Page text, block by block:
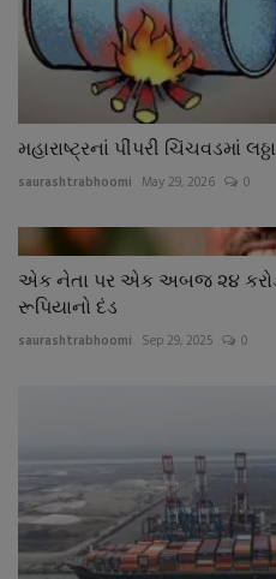
મહારાષ્ટ્રનાં પીંપરી ચિંચવડમાં
saurashtrabhoomi May 29, 2026 0
એક નેતા પર એક અબજ ૨૪
રૂપિયાનો દંડ
saurashtrabhoomi Sep 29, 2025 0